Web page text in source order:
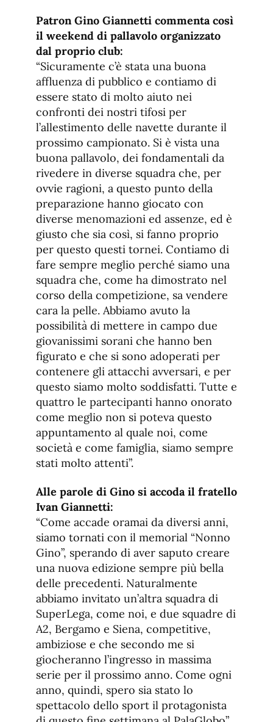
Patron Gino Giannetti commenta così
il weekend di pallavolo organizzato
dal proprio club:
“Sicuramente c’è stata una buona
affluenza di pubblico e contiamo di
essere stato di molto aiuto nei
confronti dei nostri tifosi per
l’allestimento delle navette durante il
prossimo campionato. Si è vista una
buona pallavolo, dei fondamentali da
rivedere in diverse squadra che, per
ovvie ragioni, a questo punto della
preparazione hanno giocato con
diverse menomazioni ed assenze, ed è
giusto che sia così, si fanno proprio
per questo questi tornei. Contiamo di
fare sempre meglio perché siamo una
squadra che, come ha dimostrato nel
corso della competizione, sa vendere
cara la pelle. Abbiamo avuto la
possibilità di mettere in campo due
giovanissimi sorani che hanno ben
figurato e che si sono adoperati per
contenere gli attacchi avversari, e per
questo siamo molto soddisfatti. Tutte e
quattro le partecipanti hanno onorato
come meglio non si poteva questo
appuntamento al quale noi, come
società e come famiglia, siamo sempre
stati molto attenti”.
Alle parole di Gino si accoda il fratello
Ivan Giannetti:
“Come accade oramai da diversi anni,
siamo tornati con il memorial “Nonno
Gino”, sperando di aver saputo creare
una nuova edizione sempre più bella
delle precedenti. Naturalmente
abbiamo invitato un’altra squadra di
SuperLega, come noi, e due squadre di
A2, Bergamo e Siena, competitive,
ambiziose e che secondo me si
giocheranno l’ingresso in massima
serie per il prossimo anno. Come ogni
anno, quindi, spero sia stato lo
spettacolo dello sport il protagonista